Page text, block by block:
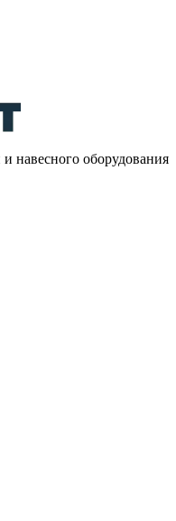
навесного оборудования